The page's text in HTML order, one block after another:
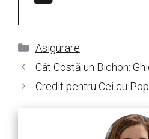
Categorii
Asigurare
Cât Costă un Bichon:
Credit pentru Cei cu